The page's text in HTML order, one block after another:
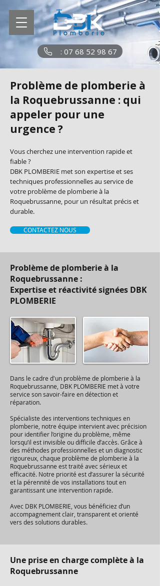
: 07 68 52 98 67
Problème de plomberie à
la Roquebrussanne : qui
appeler pour une
urgence ?
Vous cherchez une intervention rapide et
fiable ?
DBK PLOMBERIE met son expertise et ses
techniques professionnelles au service de
votre problème de plomberie à la
Roquebrussanne, pour un résultat précis et
durable.
CONTACTEZ NOUS
Problème de plomberie à la
Roquebrussanne :
Expertise et réactivité signées DBK
PLOMBERIE
Dans le cadre d'un problème de plomberie à la
Roquebrussanne, DBK PLOMBERIE met à votre
service son savoir-faire en détection et
réparation.
Spécialiste des interventions techniques en
plomberie, notre équipe intervient avec précision
pour identifier l’origine du problème, même
lorsqu’il est invisible ou difficile d’accès. Grâce à
des méthodes professionnelles et un diagnostic
rigoureux, chaque problème de plomberie à la
Roquebrussanne est traité avec sérieux et
efficacité. Notre priorité est d’assurer la sécurité
et la pérennité de vos installations tout en
garantissant une intervention rapide.
Avec DBK PLOMBERIE, vous bénéficiez d’un
accompagnement clair, transparent et orienté
vers des solutions durables.
Une prise en charge complète à la
Roquebrussanne